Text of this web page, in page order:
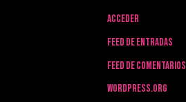
Acceder
Feed de entradas
Feed de comentarios
WordPress.org